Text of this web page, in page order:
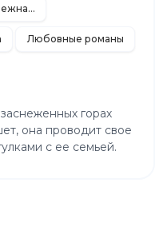
Современная зарубежная литература
Любовные романы
горах
она проводит свое
с ее семьей.